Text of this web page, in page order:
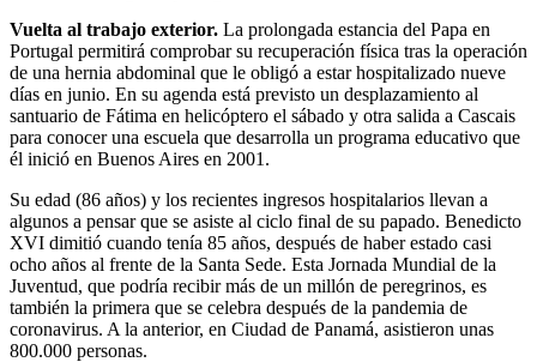
Vuelta al trabajo exterior. La prolongada estancia del Papa en
Portugal permitirá comprobar su recuperación física tras la operación
de una hernia abdominal que le obligó a estar hospitalizado nueve
días en junio. En su agenda está previsto un desplazamiento al
santuario de Fátima en helicóptero el sábado y otra salida a Cascais
para conocer una escuela que desarrolla un programa educativo que
él inició en Buenos Aires en 2001.
Su edad (86 años) y los recientes ingresos hospitalarios llevan a
algunos a pensar que se asiste al ciclo final de su papado. Benedicto
XVI dimitió cuando tenía 85 años, después de haber estado casi
ocho años al frente de la Santa Sede. Esta Jornada Mundial de la
Juventud, que podría recibir más de un millón de peregrinos, es
también la primera que se celebra después de la pandemia de
coronavirus. A la anterior, en Ciudad de Panamá, asistieron unas
800.000 personas.